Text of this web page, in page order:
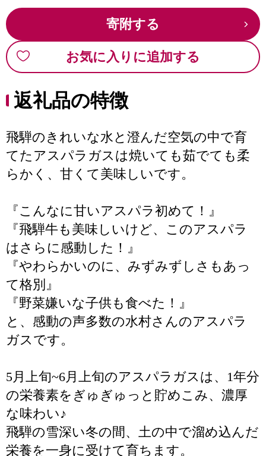
寄附する
お気に入りに追加する
返礼品の特徴
飛騨のきれいな水と澄んだ空気の中で育
てたアスパラガスは焼いても茹でても柔
らかく、甘くて美味しいです。
『こんなに甘いアスパラ初めて！』
『飛騨牛も美味しいけど、このアスパラ
はさらに感動した！』
『やわらかいのに、みずみずしさもあっ
て格別』
『野菜嫌いな子供も食べた！』
と、感動の声多数の水村さんのアスパラ
ガスです。
5月上旬~6月上旬のアスパラガスは、1年分
の栄養素をぎゅぎゅっと貯めこみ、濃厚
な味わい♪
飛騨の雪深い冬の間、土の中で溜め込んだ
栄養を一身に受けて育ちます。